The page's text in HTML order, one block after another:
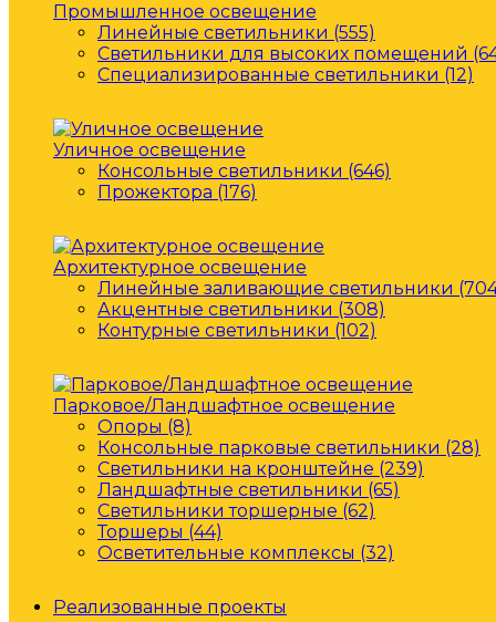
Промышленное освещение
Линейные светильники (555)
Светильники для высоких помещений
Специализированные светильники (12)
Уличное освещение
Консольные светильники (646)
Прожектора (176)
Архитектурное освещение
Линейные заливающие светильники
Акцентные светильники (308)
Контурные светильники (102)
Парковое/Ландшафтное освещение
Опоры (8)
Консольные парковые светильники (28)
Светильники на кронштейне (239)
Ландшафтные светильники (65)
Светильники торшерные (62)
Торшеры (44)
Осветительные комплексы (32)
Реализованные проекты